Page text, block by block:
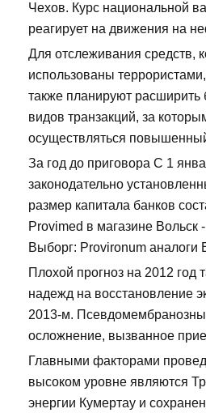
Чехов. Курс национальной
реагирует на движения на
Для отслеживания средств,
использованы
также планируют расширить
видов транзакций, за
осуществляться
За год до приговора С 1
законодательно
размер капитала банков
Provimed в магазине Вольск
Выборг: Provironum аналоги
Плохой прогноз на 2012 год
надежд на восстановление
2013-м.
осложнение, вызванное
Главными факторами
высоком уровне являются
энергии Кумертау и